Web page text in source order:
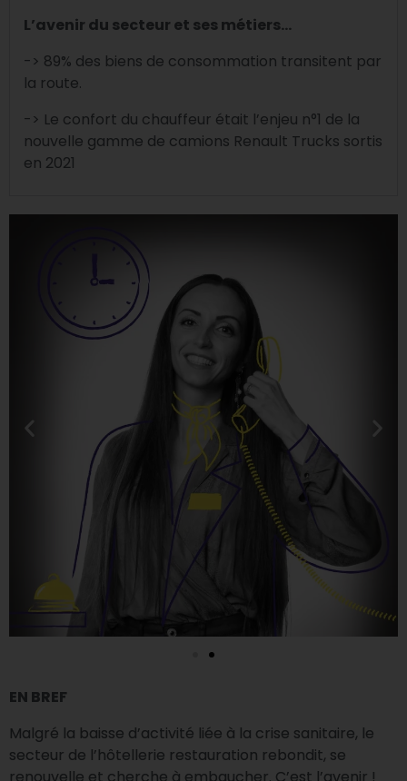
L’avenir du secteur et ses métiers…
-> 89% des biens de consommation transitent par
la route.
-> Le confort du chauffeur était l’enjeu n°1 de la
nouvelle gamme de camions Renault Trucks sortis
en 2021
EN BREF
Malgré la baisse d’activité liée à la crise sanitaire, le
secteur de l’hôtellerie restauration rebondit, se
renouvelle et cherche à embaucher. C’est l’avenir !